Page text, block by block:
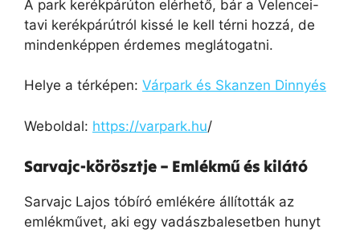
A park kerékpárúton elérhető, bár a Velencei-
tavi kerékpárútról kissé le kell térni hozzá, de
mindenképpen érdemes meglátogatni.
Helye a térképen: Várpark és Skanzen Dinnyés
Weboldal: https://varpark.hu/
Sarvajc-körösztje – Emlékmű és kilátó
Sarvajc Lajos tóbíró emlékére állították az
emlékművet, aki egy vadászbalesetben hunyt